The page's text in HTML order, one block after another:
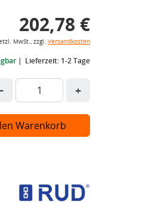
202,78 €
MwSt., zzgl. Versandkosten
Lieferzeit: 1-2 Tage
+
Warenkorb